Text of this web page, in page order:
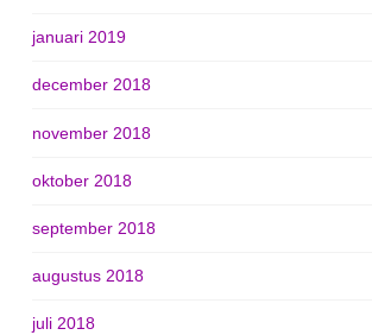
januari 2019
december 2018
november 2018
oktober 2018
september 2018
augustus 2018
juli 2018